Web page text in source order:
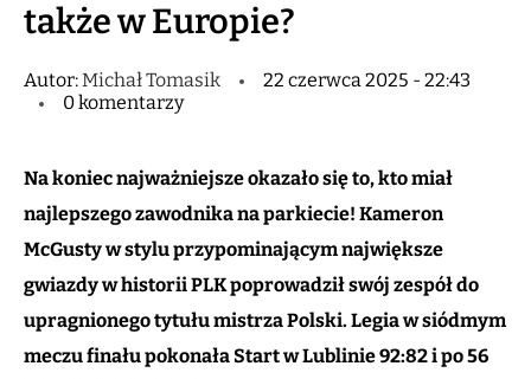
także w Europie?
Autor:Michał Tomasik
22 czerwca 2025 - 22:43
0 komentarzy
Na koniec najważniejsze okazało się to, kto miał
najlepszego zawodnika na parkiecie! Kameron
McGusty w stylu przypominającym największe
gwiazdy w historii PLK poprowadził swój zespół do
upragnionego tytułu mistrza Polski. Legia w siódmym
meczu finału pokonała Start w Lublinie 92:82 i po 56